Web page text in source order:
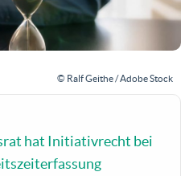
© Ralf Geithe / Adobe Stock
hat Initiativrecht bei